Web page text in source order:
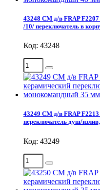
43248 СМ д/в FRAP
/10/ переключатель в
Код: 43248
43249 СМ д/в FRAP
переключатель душ/
Код: 43249